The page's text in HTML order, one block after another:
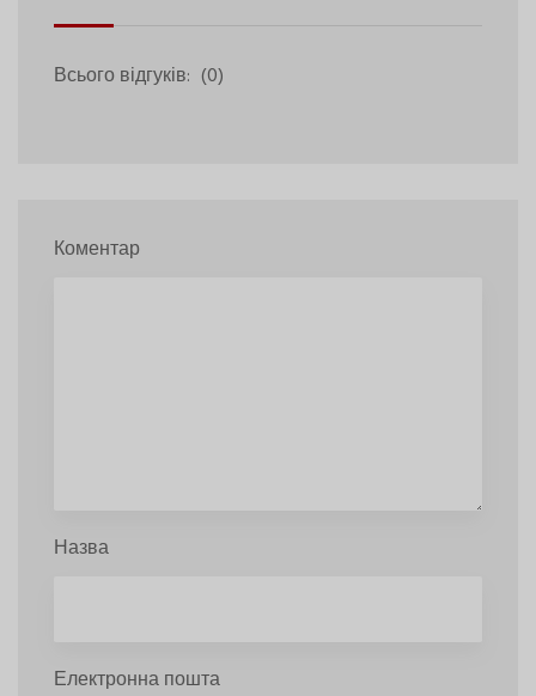
Всього відгуків: (0)
Коментар
Назва
Електронна пошта